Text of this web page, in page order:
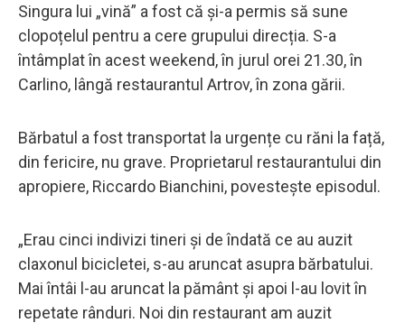
Singura lui „vină” a fost că și-a permis să sune
clopoțelul pentru a cere grupului direcția. S-a
întâmplat în acest weekend, în jurul orei 21.30, în
Carlino, lângă restaurantul Artrov, în zona gării.
Bărbatul a fost transportat la urgențe cu răni la față,
din fericire, nu grave. Proprietarul restaurantului din
apropiere, Riccardo Bianchini, povestește episodul.
„Erau cinci indivizi tineri și de îndată ce au auzit
claxonul bicicletei, s-au aruncat asupra bărbatului.
Mai întâi l-au aruncat la pământ și apoi l-au lovit în
repetate rânduri. Noi din restaurant am auzit